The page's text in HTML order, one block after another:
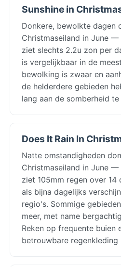
Sunshine in
Donkere, bewolkte dagen
Christmaseiland in June —
ziet slechts 2.2u zon per
is vergelijkbaar in de
bewolking is zwaar en
de helderdere gebieden
lang aan de somberheid
Does It Rain In
Natte omstandigheden
Christmaseiland in June —
ziet 105mm regen over 14
als bijna dagelijks
regio's. Sommige
meer, met name
Reken op frequente buien
betrouwbare regenkleding